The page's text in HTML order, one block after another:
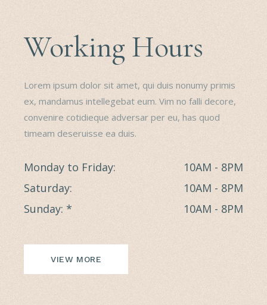
Working Hours
Lorem ipsum dolor sit amet, qui duis nonumy primis
ex, mandamus intellegebat eum. Vim no falli decore,
convenire cotidieque adversar per eu, has quod
timeam deseruisse ea duis.
Monday to Friday
10AM - 8PM
Saturday
10AM - 8PM
Sunday
10AM - 8PM
VIEW MORE